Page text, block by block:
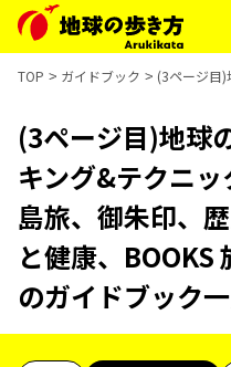
TOP ガイドブック (3ページ目)
(3ページ目)地球
キング&テクニ
島旅、御朱印、
と健康、BOOKS
のガイドブック